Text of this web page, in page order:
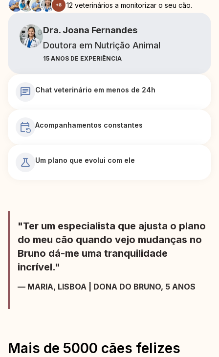
12 veterinários a monitorizar o seu cão.
Dra. Joana Fernandes
Doutora em Nutrição Animal
15 ANOS DE EXPERIÊNCIA
Chat veterinário em menos de 24h
Acompanhamentos constantes
Um plano que evolui com ele
"Ter um especialista que ajusta o plano
do meu cão quando vejo mudanças no
Bruno dá-me uma tranquilidade
incrível."
— MARIA, LISBOA | DONA DO BRUNO, 5 ANOS
Mais de 5000 cães felizes